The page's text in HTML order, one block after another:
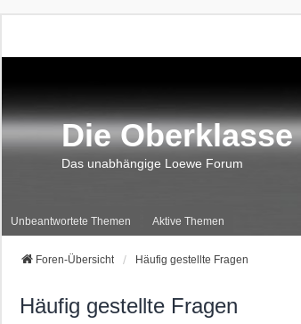
Die Oberklasse
Das unabhängige Loewe Forum
Unbeantwortete Themen Aktive Themen
Foren-Übersicht Häufig gestellte Fragen
Häufig gestellte Fragen